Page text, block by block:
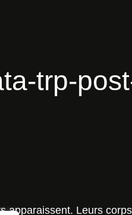
ta-trp-post
apparaissent. Leurs corps